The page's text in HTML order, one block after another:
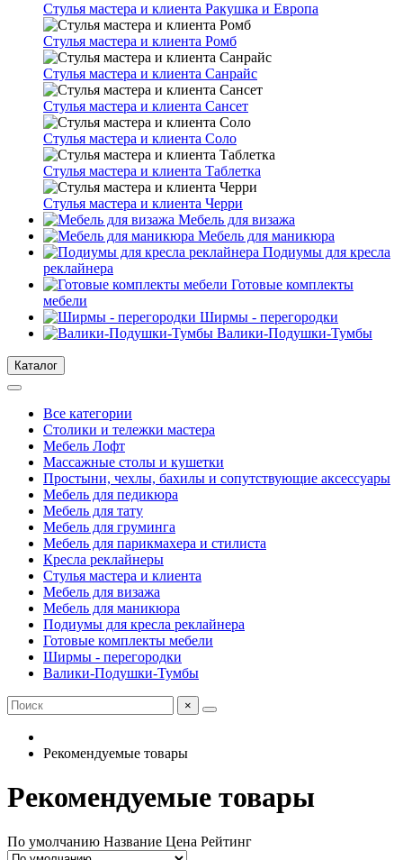
Стулья мастера и клиента Ракушка и Европа
Стулья мастера и клиента Ромб
Стулья мастера и клиента Санрайс
Стулья мастера и клиента Сансет
Стулья мастера и клиента Соло
Стулья мастера и клиента Таблетка
Стулья мастера и клиента Черри
Мебель для визажа
Мебель для маникюра
Подиумы для кресла
реклайнера
Готовые комплекты
мебели
Ширмы - перегородки
Валики-Подушки-Тумбы
Каталог
Все категории
Столики и тележки мастера
Мебель Лофт
Массажные столы и кушетки
Простыни, чехлы, бахилы и сопутствующие аксессуары
Мебель для педикюра
Мебель для тату
Мебель для груминга
Мебель для парикмахера и стилиста
Кресла реклайнеры
Стулья мастера и клиента
Мебель для визажа
Мебель для маникюра
Подиумы для кресла реклайнера
Готовые комплекты мебели
Ширмы - перегородки
Валики-Подушки-Тумбы
×
Рекомендуемые товары
Рекомендуемые товары
По умолчанию Название Цена Рейтинг